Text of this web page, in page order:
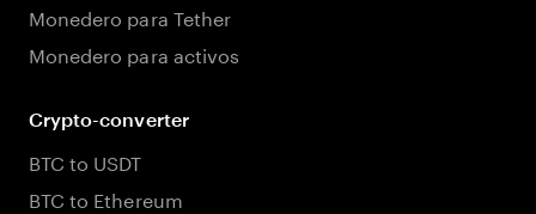
Monedero para Tether
Monedero para activos
Crypto-converter
BTC to USDT
BTC to Ethereum